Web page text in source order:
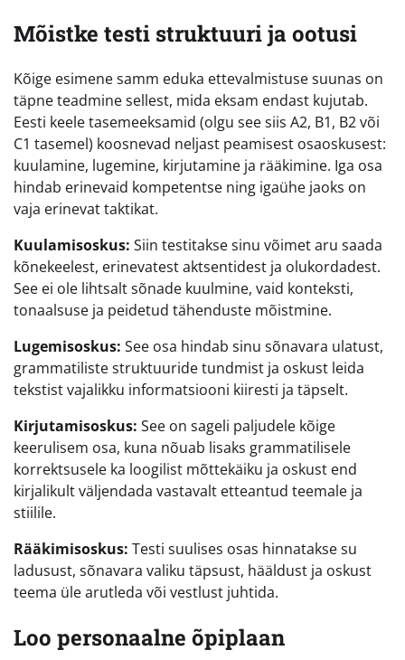
Mõistke testi struktuuri ja ootusi
Kõige esimene samm eduka ettevalmistuse suunas on
täpne teadmine sellest, mida eksam endast kujutab.
Eesti keele tasemeeksamid (olgu see siis A2, B1, B2 või
C1 tasemel) koosnevad neljast peamisest osaoskusest:
kuulamine, lugemine, kirjutamine ja rääkimine. Iga osa
hindab erinevaid kompetentse ning igaühe jaoks on
vaja erinevat taktikat.
Kuulamisoskus: Siin testitakse sinu võimet aru saada
kõnekeelest, erinevatest aktsentidest ja olukordadest.
See ei ole lihtsalt sõnade kuulmine, vaid konteksti,
tonaalsuse ja peidetud tähenduste mõistmine.
Lugemisoskus: See osa hindab sinu sõnavara ulatust,
grammatiliste struktuuride tundmist ja oskust leida
tekstist vajalikku informatsiooni kiiresti ja täpselt.
Kirjutamisoskus: See on sageli paljudele kõige
keerulisem osa, kuna nõuab lisaks grammatilisele
korrektsusele ka loogilist mõttekäiku ja oskust end
kirjalikult väljendada vastavalt etteantud teemale ja
stiilile.
Rääkimisoskus: Testi suulises osas hinnatakse su
ladusust, sõnavara valiku täpsust, hääldust ja oskust
teema üle arutleda või vestlust juhtida.
Loo personaalne õpiplaan